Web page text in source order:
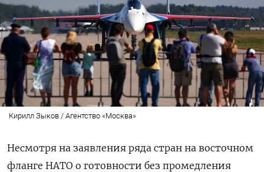
Кирилл Зыков / Агентство «Москва»
Несмотря на заявления ряда стран на восточном
фланге НАТО о готовности без промедления